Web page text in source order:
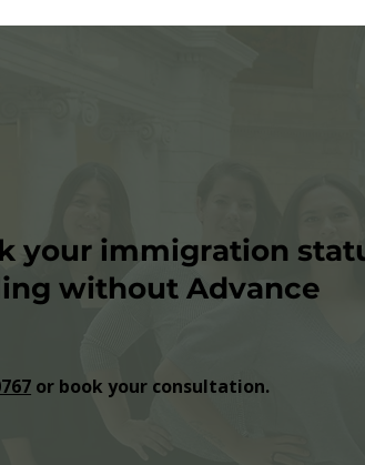
your immigration
without Advance
or book your consultation.